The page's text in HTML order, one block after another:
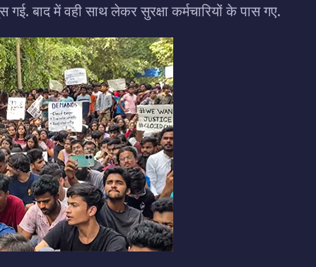
बाद में वही साथ लेकर सुरक्षा कर्मचारियों के पास गए.